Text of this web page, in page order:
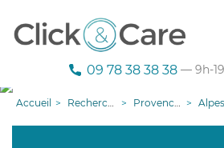
09 78 38 38 38 — 9h-
Accueil Recherche aide à domicile Provence-Alpes-Côte d'Azur Alpes-